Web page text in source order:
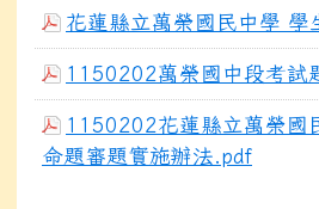
花蓮縣立萬榮國民中學 學
1150202萬榮國中段考試
1150202花蓮縣立萬榮國
命題審題實施辦法.pdf